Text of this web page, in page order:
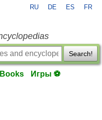
RU DE ES FR
Search!
Books Игры ⚽